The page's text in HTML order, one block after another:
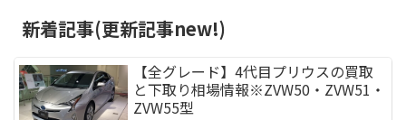
新着記事(更新記事new!)
【全グレード】4代目プリウスの買取
と下取り相場情報※ZVW50・ZVW51・
ZVW55型